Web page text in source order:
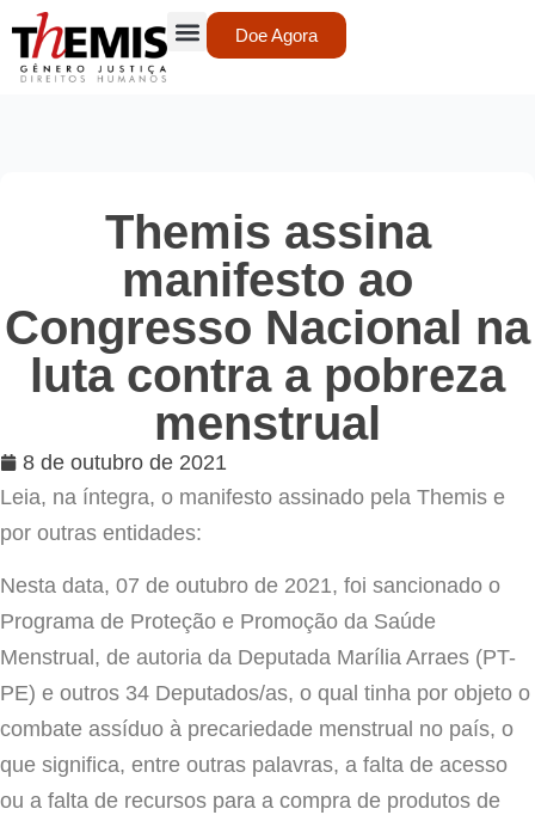
Doe Agora
Themis assina
manifesto ao
Congresso Nacional na
luta contra a pobreza
menstrual
8 de outubro de 2021
Leia, na íntegra, o manifesto assinado pela Themis e
por outras entidades:
Nesta data, 07 de outubro de 2021, foi sancionado o
Programa de Proteção e Promoção da Saúde
Menstrual, de autoria da Deputada Marília Arraes (PT-
PE) e outros 34 Deputados/as, o qual tinha por objeto o
combate assíduo à precariedade menstrual no país, o
que significa, entre outras palavras, a falta de acesso
ou a falta de recursos para a compra de produtos de